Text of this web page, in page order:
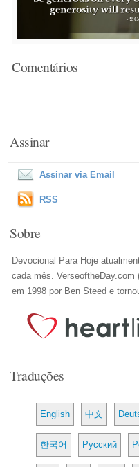
Comentários
Assinar
Assinar via Email
RSS
Sobre
Devocional Para Hoje
cada mês.
em 1998 por Ben Steed e
Traduções
English 中文
한국어 Русский